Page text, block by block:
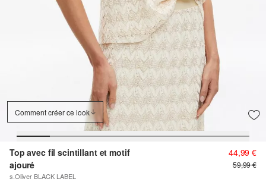
Comment créer ce look
Top avec fil scintillant et motif
ajouré
s.Oliver BLACK LABEL
44,99 €
59,99 €